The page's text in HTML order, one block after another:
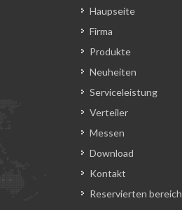
Haupseite
Firma
Produkte
Neuheiten
Serviceleistung
Verteiler
Messen
Download
Kontakt
Reservierten bereich